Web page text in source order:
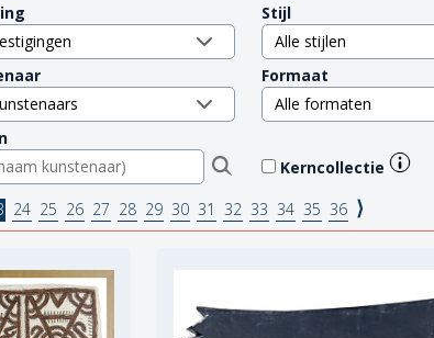
Stijl
Formaat
Kerncollectie
24 25 26 27 28 29 30 31 32 33 34 35 36 ⟩